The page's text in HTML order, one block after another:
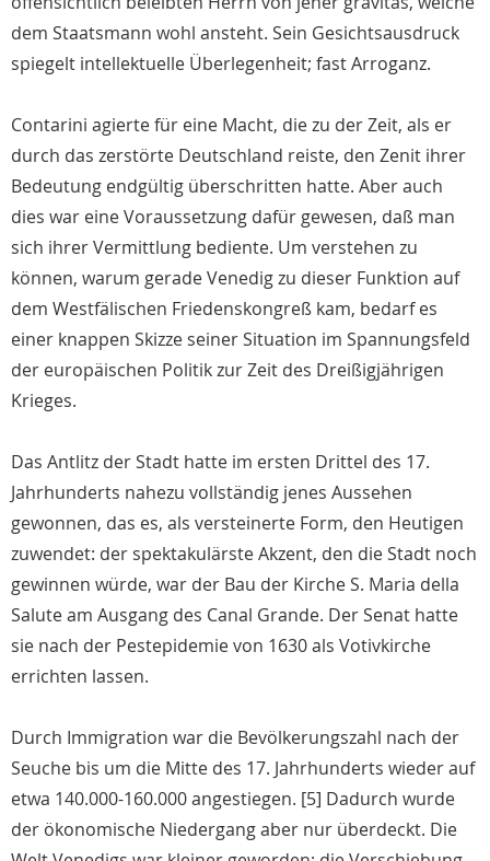
dem Staatsmann wohl ansteht. Sein Gesichtsausdruck
spiegelt intellektuelle Überlegenheit; fast Arroganz.
Contarini agierte für eine Macht, die zu der Zeit, als er
durch das zerstörte Deutschland reiste, den Zenit ihrer
Bedeutung endgültig überschritten hatte. Aber auch
dies war eine Voraussetzung dafür gewesen, daß man
sich ihrer Vermittlung bediente. Um verstehen zu
können, warum gerade Venedig zu dieser Funktion auf
dem Westfälischen Friedenskongreß kam, bedarf es
einer knappen Skizze seiner Situation im Spannungsfeld
der europäischen Politik zur Zeit des Dreißigjährigen
Krieges.
Das Antlitz der Stadt hatte im ersten Drittel des 17.
Jahrhunderts nahezu vollständig jenes Aussehen
gewonnen, das es, als versteinerte Form, den Heutigen
zuwendet: der spektakulärste Akzent, den die Stadt noch
gewinnen würde, war der Bau der Kirche S. Maria della
Salute am Ausgang des Canal Grande. Der Senat hatte
sie nach der Pestepidemie von 1630 als Votivkirche
errichten lassen.
Durch Immigration war die Bevölkerungszahl nach der
Seuche bis um die Mitte des 17. Jahrhunderts wieder auf
etwa 140.000-160.000 angestiegen. [5] Dadurch wurde
der ökonomische Niedergang aber nur überdeckt. Die